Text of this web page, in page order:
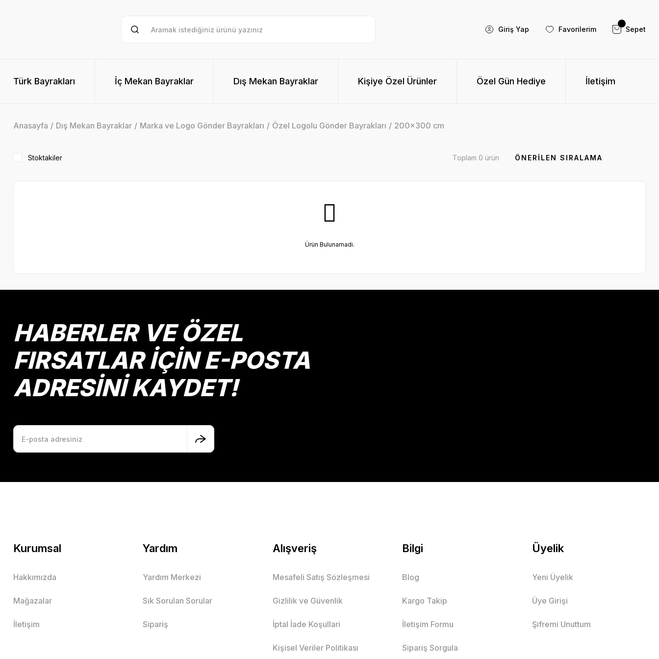
Giriş Yap Favorilerim Sepet
Türk Bayrakları İç Mekan Bayraklar Dış Mekan Bayraklar Kişiye Özel Ürünler Özel Gün Hediye İletişim
Anasayfa Dış Mekan Bayraklar Marka ve Logo Gönder Bayrakları Özel Logolu Gönder Bayrakları 200x300 cm
Stoktakiler Toplam 0 ürün
Ürün Bulunamadı.
HABERLER VE ÖZEL
FIRSATLAR İÇİN E-POSTA
ADRESİNİ KAYDET!
Kurumsal
Hakkımızda
Mağazalar
İletişim
Yardım
Yardım Merkezi
Sık Sorulan Sorular
Sipariş
Alışveriş
Mesafeli Satış Sözleşmesi
Gizlilik ve Güvenlik
İptal İade Koşullari
Kişisel Veriler Politikası
Bilgi
Blog
Kargo Takip
İletişim Formu
Sipariş Sorgula
Üyelik
Yeni Üyelik
Üye Girişi
Şifremi Unuttum